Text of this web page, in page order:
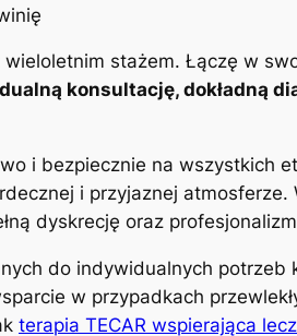
stażem. Łączę w
konsultację, dokładną
i bezpiecznie na wszystkich
i przyjaznej
dyskrecję oraz
do indywidualnych potrzeb
w przypadkach
terapia TECAR wspierająca